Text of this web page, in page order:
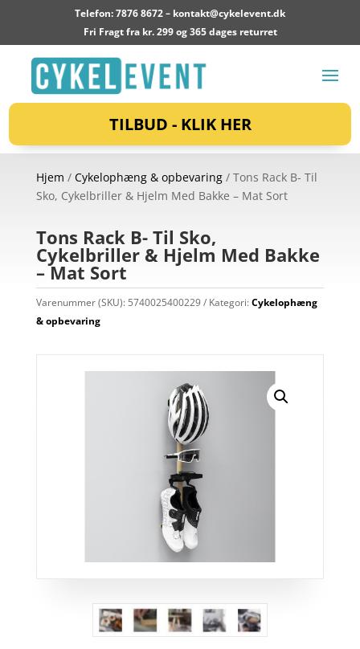
Telefon: 7876 8672 – kontakt@cykelevent.dk
Fri Fragt fra kr. 299 og 365 dages returret
TILBUD - KLIK HER
Hjem / Cykelophæng & opbevaring/ Tons Rack B- Til
Sko, Cykelbriller & Hjelm Med Bakke – Mat Sort
Tons Rack B- Til Sko,
Cykelbriller & Hjelm Med Bakke
– Mat Sort
Varenummer (SKU): 5740025400229 Kategori:Cykelophæng
& opbevaring